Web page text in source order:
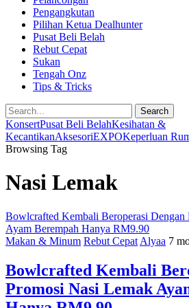
Pengangkutan
Pilihan Ketua Dealhunter
Pusat Beli Belah
Rebut Cepat
Sukan
Tengah Onz
Tips & Tricks
Search
KonsertPusat Beli BelahKesihatan &
KecantikanAksesoriEXPOKeperluan
Browsing Tag
Nasi Lemak
Bowlcrafted Kembali Beroperasi Dengan
Ayam Berempah Hanya RM9.90
Makan & Minum Rebut Cepat Alyaa 7
Bowlcrafted Kembali
Promosi Nasi Lemak